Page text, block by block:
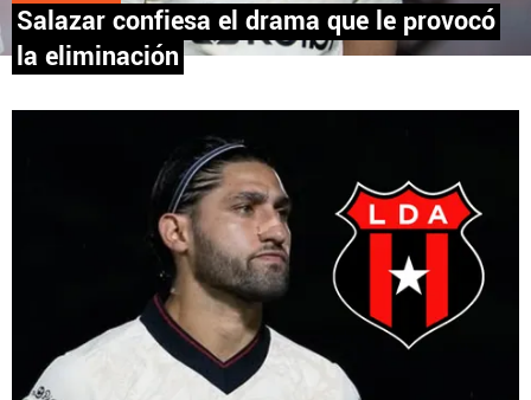
Salazar confiesa el drama que le provocó
la eliminación